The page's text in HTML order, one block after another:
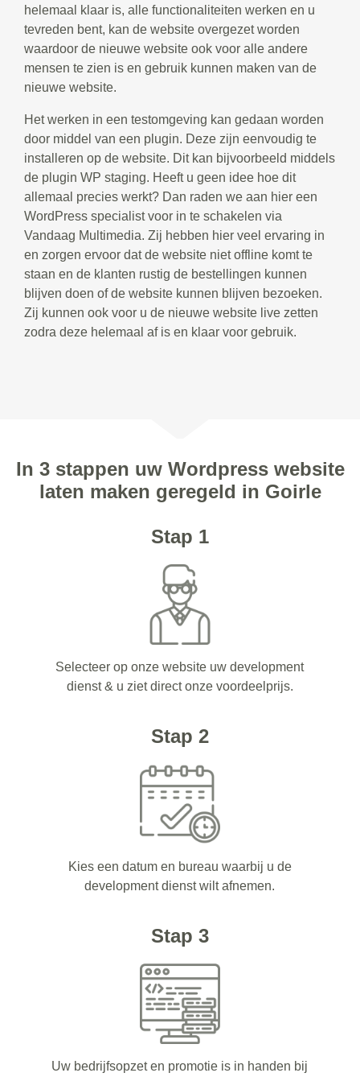
helemaal klaar is, alle functionaliteiten werken en u
tevreden bent, kan de website overgezet worden
waardoor de nieuwe website ook voor alle andere
mensen te zien is en gebruik kunnen maken van de
nieuwe website.
Het werken in een testomgeving kan gedaan worden
door middel van een plugin. Deze zijn eenvoudig te
installeren op de website. Dit kan bijvoorbeeld middels
de plugin WP staging. Heeft u geen idee hoe dit
allemaal precies werkt? Dan raden we aan hier een
WordPress specialist voor in te schakelen via
Vandaag Multimedia. Zij hebben hier veel ervaring in
en zorgen ervoor dat de website niet offline komt te
staan en de klanten rustig de bestellingen kunnen
blijven doen of de website kunnen blijven bezoeken.
Zij kunnen ook voor u de nieuwe website live zetten
zodra deze helemaal af is en klaar voor gebruik.
In 3 stappen uw Wordpress website
laten maken geregeld in Goirle
Stap 1
Selecteer op onze website uw development
dienst & u ziet direct onze voordeelprijs.
Stap 2
Kies een datum en bureau waarbij u de
development dienst wilt afnemen.
Stap 3
Uw bedrijfsopzet en promotie is in handen bij